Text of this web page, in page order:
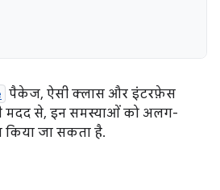
पैकेज, ऐसी क्लास और इंटरफ़ेस
मदद से, इन समस्याओं को अलग-
जा सकता है.